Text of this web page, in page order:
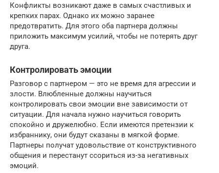
Конфликты возникают даже в самых счастливых и
крепких парах. Однако их можно заранее
предотвратить. Для этого оба партнера должны
приложить максимум усилий, чтобы не потерять друг
друга.
Контролировать эмоции
Разговор с партнером — это не время для агрессии и
злости. Влюбленные должны научиться
контролировать свои эмоции вне зависимости от
ситуации. Для начала нужно научиться говорить
спокойно и дружелюбно. Если имеются претензии к
избраннику, они будут сказаны в мягкой форме.
Партнеры получат удовольствие от конструктивного
общения и перестанут ссориться из-за негативных
эмоций.